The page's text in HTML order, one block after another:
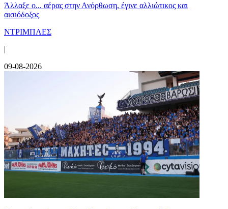
Άλλαξε ο... αέρας στην Ανόρθωση, έγινε αλλιώτικος και
αισιόδοξος
ΝΤΡΙΜΠΛΕΣ
|
09-08-2026